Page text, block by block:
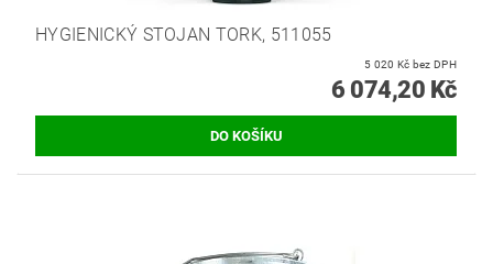
HYGIENICKÝ STOJAN TORK, 511055
5 020 Kč bez DPH
6 074,20 Kč